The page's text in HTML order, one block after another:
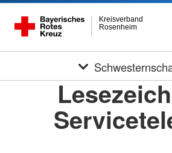
Rosenheim
Kreisverband